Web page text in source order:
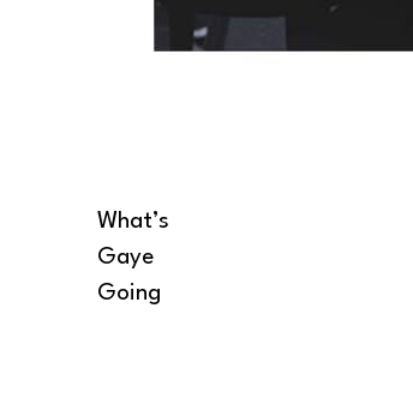
What’s
Gaye
Going